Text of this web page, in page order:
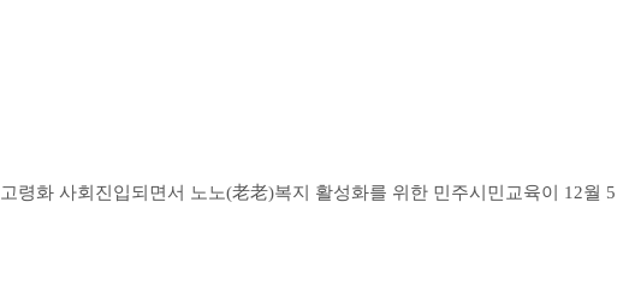
고령화 사회진입되면서 노노(老老)복지 활성화를 위한 민주시민교육이 12월 5